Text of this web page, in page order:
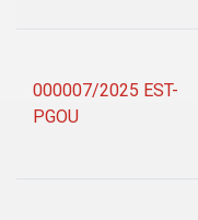
000007/2025 EST-
PGOU